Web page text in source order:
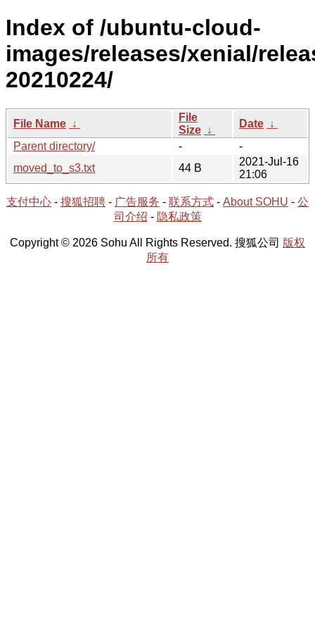
Index of /ubuntu-cloud-
images/releases/xenial/
20210224/
File Name ↓
File
Size ↓
Date ↓
Parent directory/
-
-
moved_to_s3.txt
44 B
2021-Jul-16
21:06
支付中心 - 搜狐招聘 - 广告服务 - 联系方式 - About SOHU - 公
司介绍 - 隐私政策
Copyright © 2026 Sohu All Rights Reserved. 搜狐公司 版权
所有